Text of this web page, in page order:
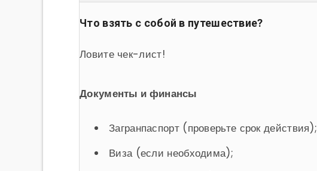
Что взять с собой в путешествие?
Ловите чек-лист!
Документы и финансы
Загранпаспорт (проверьте срок действия);
Виза (если необходима);